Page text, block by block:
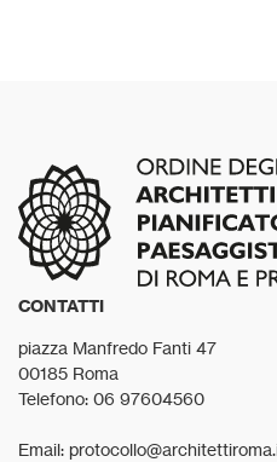
CONTATTI
piazza Manfredo Fanti 47
00185 Roma
Telefono: 06 97604560
Email: